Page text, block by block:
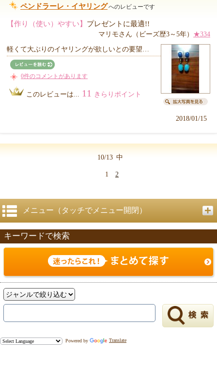
ペンドラーレ・イヤリングへのレビューです
【作り（使い）やすい】 プレゼントに最適!!
マリモさん（ビーズ歴3～5年） ★334
軽くて大ぶりのイヤリングが欲しいとの要望…
0件のコメントがあります
このレビューは... 11 きらりポイント
2018/01/15
10/13 中
1 2
メニュー（タッチでメニュー開閉）
キーワードで検索
Powered by Translate